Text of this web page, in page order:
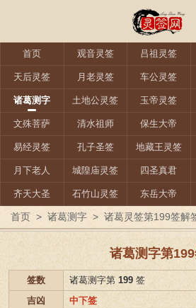
首页 观音灵签 吕祖灵签
天后灵签 月老灵签 车公灵签
诸葛测字 土地公灵签 玉帝灵签
文殊菩萨 清水祖师 保生大帝
易经灵签 孔子圣签 地藏王灵签
月下老人 城隍庙灵签 四圣真君
齐天大圣 石竹山灵签 东岳大帝
首页 > 诸葛测字 > 诸葛灵签第199签解
诸葛测字第
签数 诸葛测字第 199 签
吉凶
中下签